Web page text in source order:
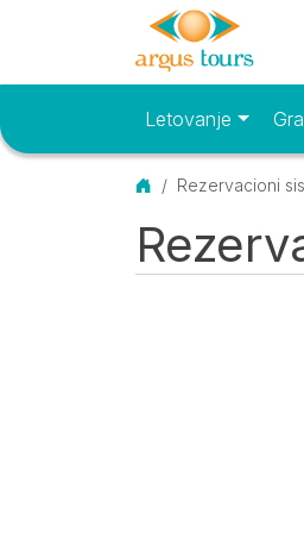
Osnovni meniLetovanje
Početna
Rezervacioni